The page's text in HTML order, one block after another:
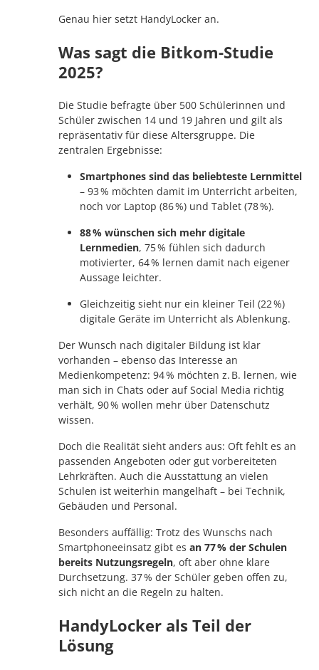
Genau hier setzt HandyLocker an.
Was sagt die Bitkom-Studie
2025?
Die Studie befragte über 500 Schülerinnen und
Schüler zwischen 14 und 19 Jahren und gilt als
repräsentativ für diese Altersgruppe. Die
zentralen Ergebnisse:
Smartphones sind das beliebteste Lernmittel
– 93 % möchten damit im Unterricht arbeiten,
noch vor Laptop (86 %) und Tablet (78 %).
88 % wünschen sich mehr digitale
Lernmedien, 75 % fühlen sich dadurch
motivierter, 64 % lernen damit nach eigener
Aussage leichter.
Gleichzeitig sieht nur ein kleiner Teil (22 %)
digitale Geräte im Unterricht als Ablenkung.
Der Wunsch nach digitaler Bildung ist klar
vorhanden – ebenso das Interesse an
Medienkompetenz: 94 % möchten z. B. lernen, wie
man sich in Chats oder auf Social Media richtig
verhält, 90 % wollen mehr über Datenschutz
wissen.
Doch die Realität sieht anders aus: Oft fehlt es an
passenden Angeboten oder gut vorbereiteten
Lehrkräften. Auch die Ausstattung an vielen
Schulen ist weiterhin mangelhaft – bei Technik,
Gebäuden und Personal.
Besonders auffällig: Trotz des Wunschs nach
Smartphoneeinsatz gibt esan 77 % der Schulen
bereits Nutzungsregeln, oft aber ohne klare
Durchsetzung. 37 % der Schüler geben offen zu,
sich nicht an die Regeln zu halten.
HandyLocker als Teil der
Lösung